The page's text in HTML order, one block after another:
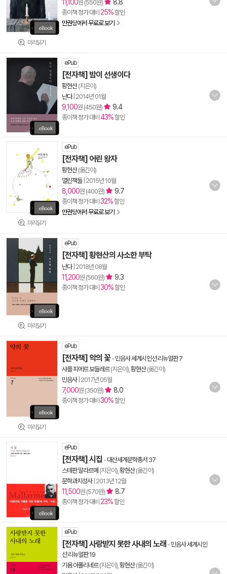
미리읽기
11,100원 (550원) 8.8
종이책 정가 대비 25%할인
만권당에서 무료로 보기
ePub
[전자책] 밤이 선생이다
황현산(지은이)
난다| 2014년 01월
9,100원 (450원) 9.4
종이책 정가 대비 43%할인
미리읽기
ePub
[전자책] 어린 왕자
황현산(옮긴이)
열린책들| 2015년 10월
8,000원 (400원) 9.7
종이책 정가 대비 32%할인
만권당에서 무료로 보기
미리읽기
ePub
[전자책] 황현산의 사소한 부탁
난다| 2018년 08월
11,200원 (560원) 9.3
종이책 정가 대비 30%할인
미리읽기
ePub
[전자책] 악의 꽃- 민음사 세계시인선 리뉴얼판 7
샤를 피에르 보들레르(지은이), 황현산(옮긴이)
민음사| 2017년 05월
7,000원 (350원) 8.0
종이책 정가 대비 30%할인
ePub
[전자책] 시집 - 대산세계문학총서 37
스테판 말라르메 (지은이), 황현산(옮긴이)
문학과지성사| 2013년 12월
11,500원 (570원) 8.7
종이책 정가 대비 23%할인
ePub
[전자책] 사랑받지 못한 사내의 노래 - 민음사 세계시인
선 리뉴얼판 19
기욤 아폴리네르(지은이), 황현산(옮긴이)